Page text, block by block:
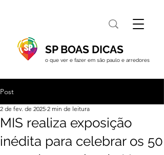
SP BOAS DICAS
o que ver e fazer em são paulo e arredores
Post
MIS realiza exposição
inédita para celebrar os 50
2 de fev. de 2025 2 min de leitura